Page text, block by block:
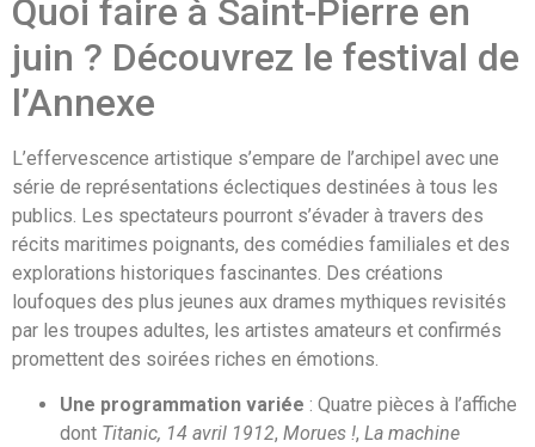
Quoi faire à Saint-Pierre en
juin ? Découvrez le festival de
l’Annexe
L’effervescence artistique s’empare de l’archipel avec une
série de représentations éclectiques destinées à tous les
publics. Les spectateurs pourront s’évader à travers des
récits maritimes poignants, des comédies familiales et des
explorations historiques fascinantes. Des créations
loufoques des plus jeunes aux drames mythiques revisités
par les troupes adultes, les artistes amateurs et confirmés
promettent des soirées riches en émotions.
Une programmation variée : Quatre pièces à l’affiche
dont Titanic, 14 avril 1912, Morues !, La machine